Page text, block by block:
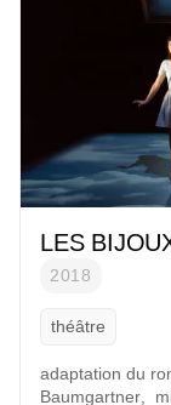
LES
2018
théâtre
adaptation du
Baumgartner ,